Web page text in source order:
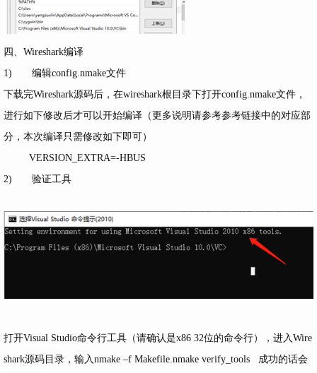
四、Wireshark编译
1) 编辑config.nmake文件
下载完Wireshark源码后，在wireshark根目录下打开config.nmake文件，
进行如下修改后才可以开始编译（更多说明请参考参考链接中的对应部
分，本次编译只需修改如下即可）
VERSION_EXTRA=-HBUS
2) 验证工具
打开Visual Studio命令行工具（请确认是x86 32位的命令行），进入Wire
shark源码目录，输入nmake –f Makefile.nmake verify_tools 成功的话会